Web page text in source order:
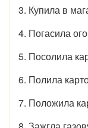
3. Купила в
4. Погасила
5. Посолила
6. Полила
7. Положила